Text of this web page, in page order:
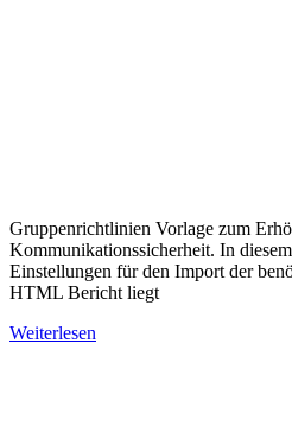
Gruppenrichtlinien Vorlage zum
Kommunikationssicherheit. In
Einstellungen für den Import der
HTML Bericht liegt
Weiterlesen